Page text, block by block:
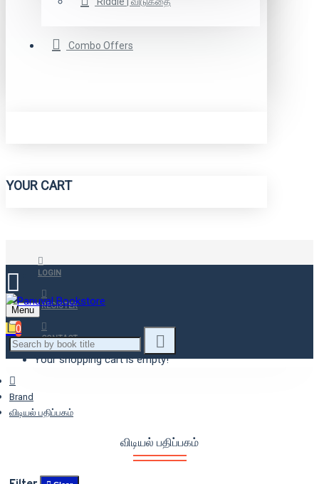
Combo Offers
YOUR CART
LOGIN
REGISTER
CONTACT
Menu
0
Your shopping cart is empty!
Brand
விடியல் பதிப்பகம்
விடியல் பதிப்பகம்